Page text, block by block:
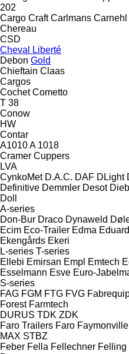
202
Cargo Craft Carlmans Carnehl
Chereau
CSD
Cheval Liberté
Debon Gold
Chieftain Claas
Cargos
Cochet Cometto
T 38
Conow
HW
Contar
A1010A 1018
Cramer Cuppers
LVA
CynkoMet D.A.C. DAF DLight
Definitive Demmler Desot
Doll
A-series
Don-Bur Draco Dynaweld
Ecim Eco-Trailer Edma Eduard
Ekengårds Ekeri
L-series T-series
Ellebi Emirsan Empl Emtech
Esselmann Esve Euro-
S-series
FAG FGM FTG FVG
Forest Farmtech
DURUS TDK ZDK
Faro Trailers Faro Faymonville
MAX STBZ
Feber Fella Fellechner Felling